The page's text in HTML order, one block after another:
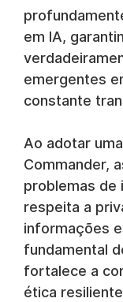
em IA,
emergentes
constante
Ao adotar
Commander,
problemas de
respeita a
informações
fundamental
fortalece a
ética